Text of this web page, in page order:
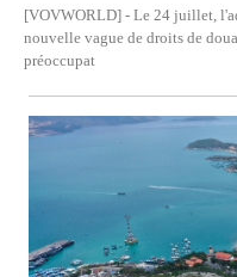
[VOVWORLD] - Le 24 juillet,
nouvelle vague de droits de
préoccupat